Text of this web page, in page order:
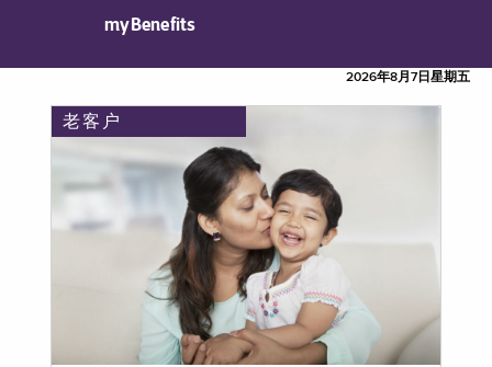
myBenefits
2026年8月7日星期五
老客户